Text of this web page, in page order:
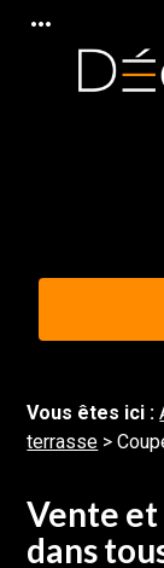
more_horiz
Vous êtes ici :
terrasse >
Vente et
dans